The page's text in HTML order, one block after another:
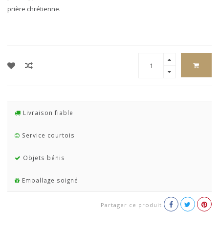
prière chrétienne.
Livraison fiable
Service courtois
Objets bénis
Emballage soigné
Partager ce produit